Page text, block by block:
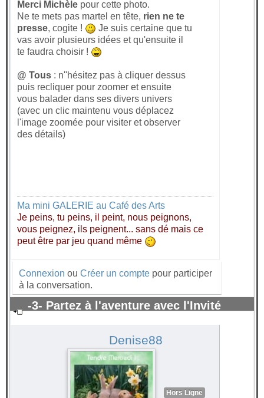
Merci Michèle pour cette photo.
Ne te mets pas martel en tête, rien ne te
presse, cogite !
Je suis certaine que tu
vas avoir plusieurs idées et qu'ensuite il
te faudra choisir !
@ Tous : n''hésitez pas à cliquer dessus
puis recliquer pour zoomer et ensuite
vous balader dans ses divers univers
(avec un clic maintenu vous déplacez
l'image zoomée pour visiter et observer
des détails)
Ma mini GALERIE au Café des Arts
Je peins, tu peins, il peint, nous peignons,
vous peignez, ils peignent... sans dé mais ce
peut être par jeu quand même
Connexion ou Créer un compte pour participer
à la conversation.
-3- Partez à l'aventure avec l'Invité
Denise88
Hors Ligne